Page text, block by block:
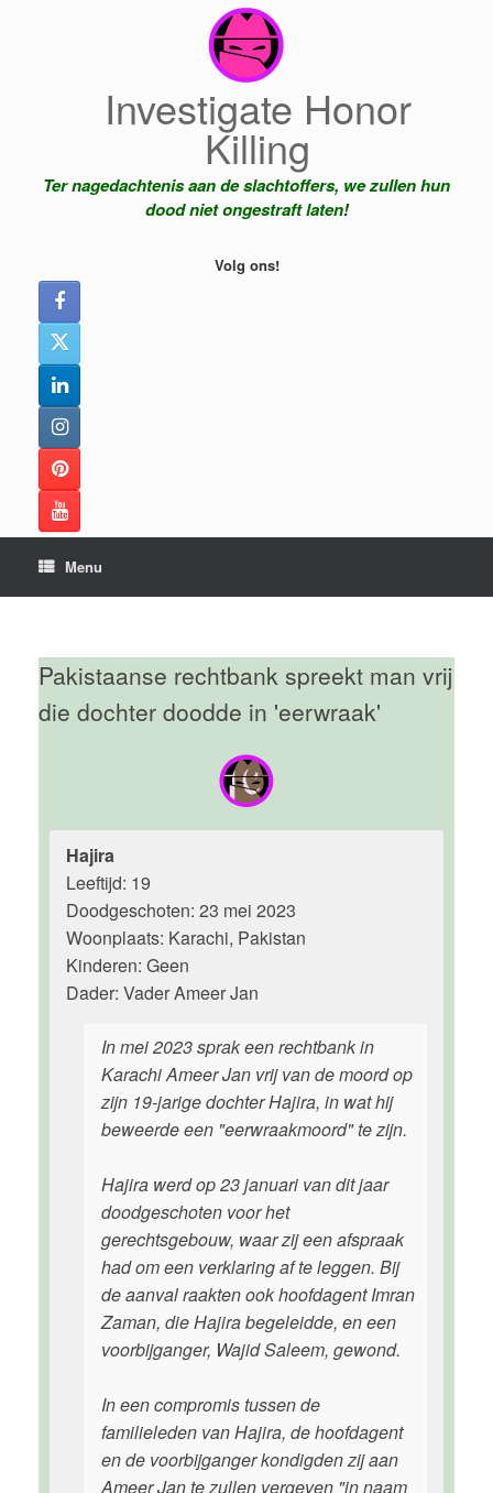
Investigate Honor
Killing
Ter nagedachtenis aan de slachtoffers, we zullen hun
dood niet ongestraft laten!
Volg ons!
Menu
Pakistaanse rechtbank spreekt man vrij
die dochter doodde in 'eerwraak'
Hajira
Leeftijd: 19
Doodgeschoten: 23 mei 2023
Woonplaats: Karachi, Pakistan
Kinderen: Geen
Dader: Vader Ameer Jan
In mei 2023 sprak een rechtbank in
Karachi Ameer Jan vrij van de moord op
zijn 19-jarige dochter Hajira, in wat hij
beweerde een "eerwraakmoord" te zijn.
Hajira werd op 23 januari van dit jaar
doodgeschoten voor het
gerechtsgebouw, waar zij een afspraak
had om een verklaring af te leggen. Bij
de aanval raakten ook hoofdagent Imran
Zaman, die Hajira begeleidde, en een
voorbijganger, Wajid Saleem, gewond.
In een compromis tussen de
familieleden van Hajira, de hoofdagent
en de voorbijganger kondigden zij aan
Ameer Jan te zullen vergeven "in naam